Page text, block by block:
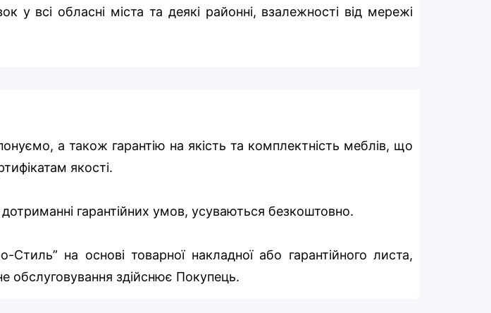
у всі обласні міста та деякі районні, взалежності від мережі
а також гарантію на якість та комплектність меблів, що
якості.
дотриманні гарантійних умов, усуваються безкоштовно.
на основі товарної накладної або гарантійного листа,
обслуговування здійснює Покупець.